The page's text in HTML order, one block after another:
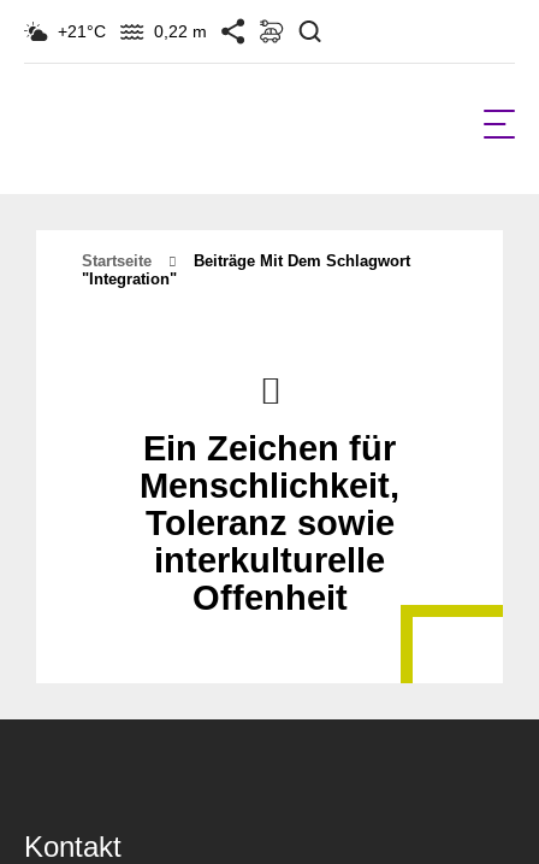
+21°C 0,22 m
Startseite
Beiträge Mit Dem Schlagwort
"Integration"
Ein Zeichen für
Menschlichkeit,
Toleranz sowie
interkulturelle
Offenheit
Kontakt